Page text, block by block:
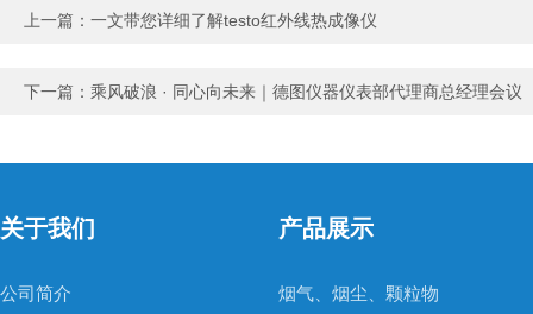
上一篇： 一文带您详细了解testo红外线热成像仪
下一篇： 乘风破浪 · 同心向未来｜德图仪器仪表部代理商总经理会议
关于我们
公司简介
产品展示
烟气、烟尘、颗粒物